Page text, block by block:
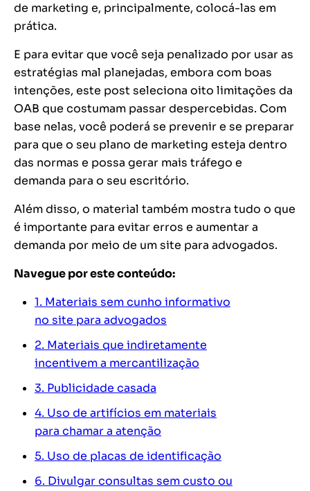
de marketing e, principalmente, colocá-las em
prática.
E para evitar que você seja penalizado por usar as
estratégias mal planejadas, embora com boas
intenções, este post seleciona oito limitações da
OAB que costumam passar despercebidas. Com
base nelas, você poderá se prevenir e se preparar
para que o seu plano de marketing esteja dentro
das normas e possa gerar mais tráfego e
demanda para o seu escritório.
Além disso, o material também mostra tudo o que
é importante para evitar erros e aumentar a
demanda por meio de um site para advogados.
Navegue por este conteúdo:
1. Materiais sem cunho informativo
no site para advogados
2. Materiais que indiretamente
incentivem a mercantilização
3. Publicidade casada
4. Uso de artifícios em materiais
para chamar a atenção
5. Uso de placas de identificação
6. Divulgar consultas sem custo ou